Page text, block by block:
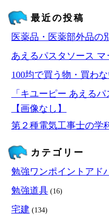
最近の投稿
医薬品・医薬部外品の
あえるパスタソース マ
100均で買う物・買わ
「キユーピー あえる
【画像なし】
第２種電気工事士の学
カテゴリー
勉強ワンポイントアド
勉強道具 (16)
宅建 (134)